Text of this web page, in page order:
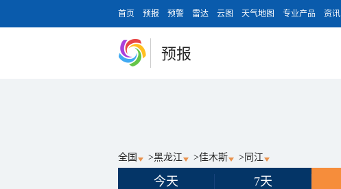
首页 预报 预警 雷达 云图 天气地图 专业产品 资讯
预报
全国 >黑龙江 >佳木斯 > 同江
今天 7天